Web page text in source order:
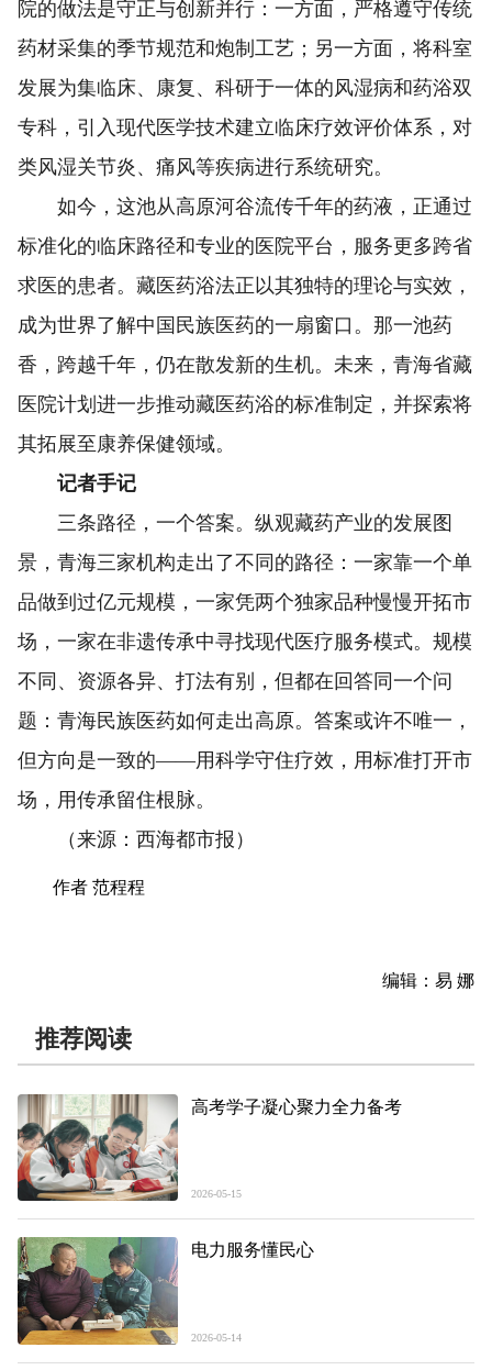
院的做法是守正与创新并行：一方面，严格遵守传统
药材采集的季节规范和炮制工艺；另一方面，将科室
发展为集临床、康复、科研于一体的风湿病和药浴双
专科，引入现代医学技术建立临床疗效评价体系，对
类风湿关节炎、痛风等疾病进行系统研究。
如今，这池从高原河谷流传千年的药液，正通过
标准化的临床路径和专业的医院平台，服务更多跨省
求医的患者。藏医药浴法正以其独特的理论与实效，
成为世界了解中国民族医药的一扇窗口。那一池药
香，跨越千年，仍在散发新的生机。未来，青海省藏
医院计划进一步推动藏医药浴的标准制定，并探索将
其拓展至康养保健领域。
记者手记
三条路径，一个答案。纵观藏药产业的发展图
景，青海三家机构走出了不同的路径：一家靠一个单
品做到过亿元规模，一家凭两个独家品种慢慢开拓市
场，一家在非遗传承中寻找现代医疗服务模式。规模
不同、资源各异、打法有别，但都在回答同一个问
题：青海民族医药如何走出高原。答案或许不唯一，
但方向是一致的——用科学守住疗效，用标准打开市
场，用传承留住根脉。
（来源：西海都市报）
作者 范程程
编辑：易 娜
推荐阅读
高考学子凝心聚力全力备考
2026-05-15
电力服务懂民心
2026-05-14